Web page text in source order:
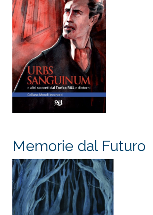
Memorie dal Futuro